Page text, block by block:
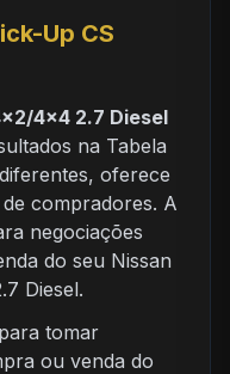
Up CS
4x4 2.7 Diesel
na Tabela
oferece
compradores. A
negociações
do seu Nissan
Diesel.
tomar
ou venda do